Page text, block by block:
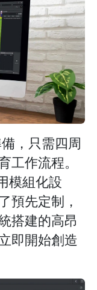
，只需四周
工作流程。
模組化設
預先定制，
搭建的高昂
即開始創造